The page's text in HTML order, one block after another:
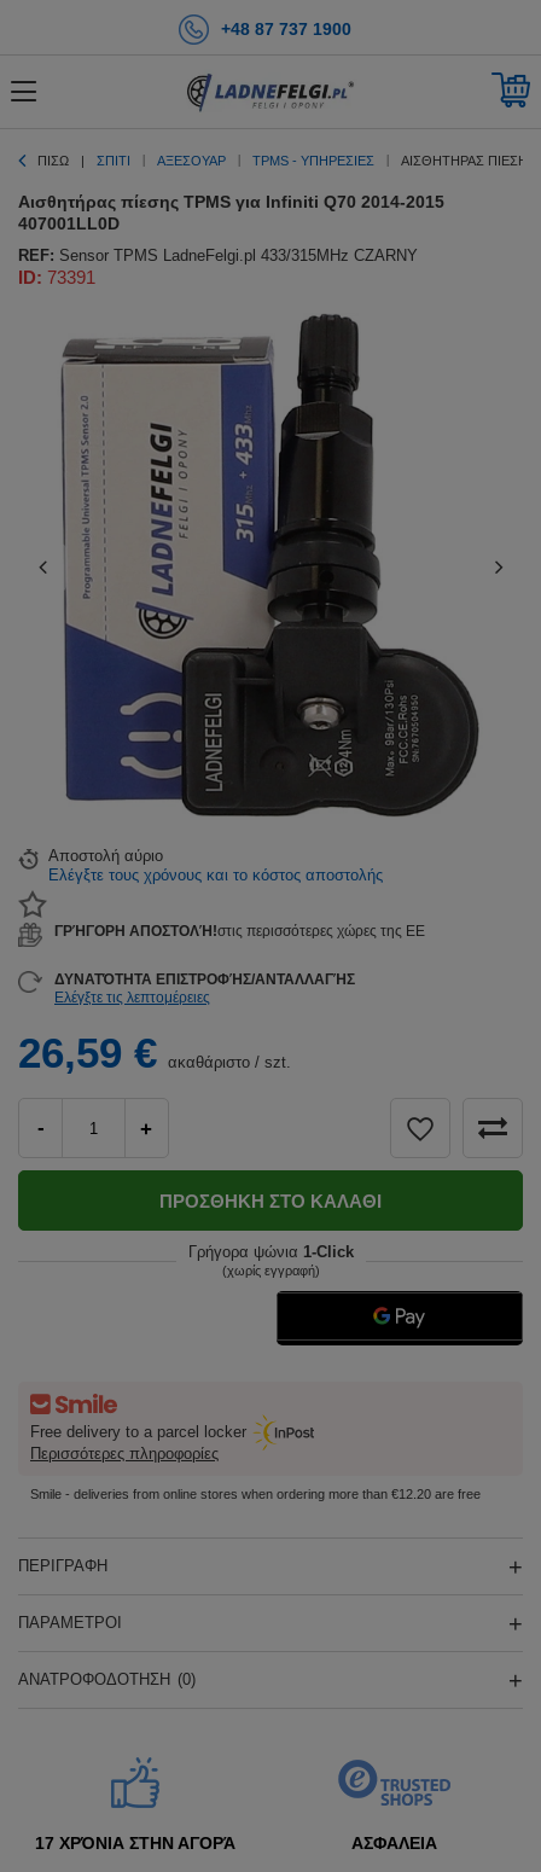
+48 87 737 1900
ΠΊΣΩ ΣΠΊΤΙ ΑΞΕΣΟΥΑΡ TPMS - ΥΠΗΡΕΣΊΕΣ ΑΙΣΘΗΤΉΡΑΣ ΠΊΕΣΗΣ
Αισθητήρας πίεσης TPMS για Infiniti Q70 2014-2015
407001LL0D
REF: Sensor TPMS LadneFelgi.pl 433/315MHz CZARNY
ID: 73391
26,59 € ακαθάριστο / szt.
- +
ΠΡΟΣΘΉΚΗ ΣΤΟ ΚΑΛΆΘΙ
Γρήγορα ψώνια 1-Click
(χωρίς εγγραφή)
Αποστολή αύριο
Ελέγξτε τους χρόνους και το κόστος αποστολής
ΓΡΉΓΟΡΗ ΑΠΟΣΤΟΛΉ!στις περισσότερες χώρες της ΕΕ
ΔΥΝΑΤΌΤΗΤΑ ΕΠΙΣΤΡΟΦΉΣ/ΑΝΤΑΛΛΑΓΉΣ
Ελέγξτε τις λεπτομέρειες
Free delivery to a parcel locker
Περισσότερες πληροφορίες
Smile - deliveries from online stores when ordering more than €12.20 are free
ΠΕΡΙΓΡΑΦΉ
ΠΑΡΆΜΕΤΡΟΙ
ΑΝΑΤΡΟΦΟΔΌΤΗΣΗ (0)
17 ΧΡΌΝΙΑ ΣΤΗΝ ΑΓΟΡΆ ΑΣΦΑΛΕΙΑ